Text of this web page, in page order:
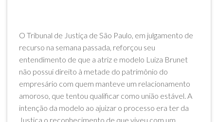
O Tribunal de Justiça de São Paulo, em julgamento de
recurso na semana passada, reforçou seu
entendimento de que a atriz e modelo Luiza Brunet
não possui direito à metade do patrimônio do
empresário com quem manteve um relacionamento
amoroso, que tentou qualificar como união estável. A
intenção da modelo ao ajuizar o processo era ter da
Justiça o reconhecimento de que viveu com um